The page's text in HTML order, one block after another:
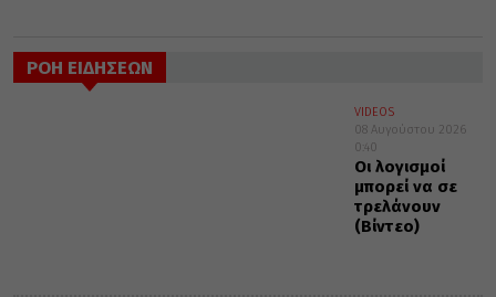
ΡΟΗ ΕΙΔΗΣΕΩΝ
VIDEOS
08 Αυγούστου 2026
0:40
Οι λογισμοί
μπορεί να σε
τρελάνουν
(Βίντεο)